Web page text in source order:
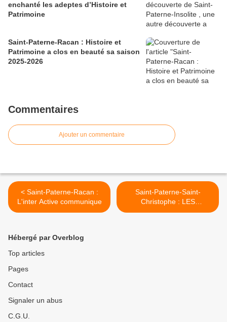
enchanté les adeptes d’Histoire et
Patrimoine
Saint-Paterne-Racan : Histoire et
Patrimoine a clos en beauté sa saison
2025-2026
Commentaires
Ajouter un commentaire
< Saint-Paterne-Racan :
L'inter Active communique
Saint-Paterne-Saint-
Christophe : LES
IN:ENTENDUES SEMAINE
Hébergé par Overblog
Top articles
Pages
Contact
Signaler un abus
C.G.U.